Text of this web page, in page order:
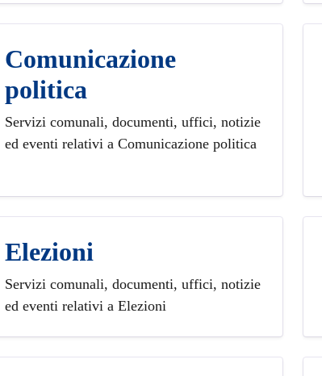
Comunicazione
politica
Servizi comunali, documenti, uffici, notizie
ed eventi relativi a Comunicazione politica
Elezioni
Servizi comunali, documenti, uffici, notizie
ed eventi relativi a Elezioni